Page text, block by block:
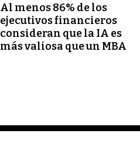
Al menos 86% de los
ejecutivos financieros
consideran que la IA es
más valiosa que un MBA